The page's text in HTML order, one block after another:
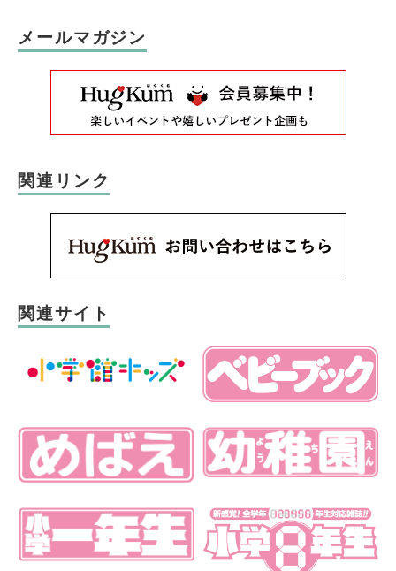
メールマガジン
関連リンク
関連サイト